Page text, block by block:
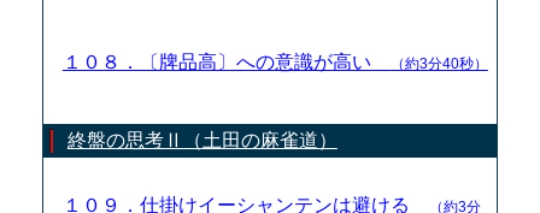
１０８．〔牌品高〕への意識が高い （約3分40秒）
終盤の思考Ⅱ（土田の麻雀道）
１０９．仕掛けイーシャンテンは避ける
（約3分